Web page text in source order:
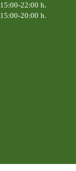
15:00-22:00 h.
15:00-20:00 h.